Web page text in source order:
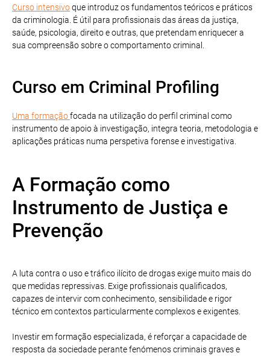
Curso intensivoque introduz os fundamentos teóricos e práticos
da criminologia. É útil para profissionais das áreas da justiça,
saúde, psicologia, direito e outras, que pretendam enriquecer a
sua compreensão sobre o comportamento criminal.
Curso em Criminal Profiling
Uma formaçãofocada na utilização do perfil criminal como
instrumento de apoio à investigação, integra teoria, metodologia e
aplicações práticas numa perspetiva forense e investigativa.
A Formação como
Instrumento de Justiça e
Prevenção
A luta contra o uso e tráfico ilícito de drogas exige muito mais do
que medidas repressivas. Exige profissionais qualificados,
capazes de intervir com conhecimento, sensibilidade e rigor
técnico em contextos particularmente complexos e exigentes.
Investir em formação especializada, é reforçar a capacidade de
resposta da sociedade perante fenómenos criminais graves e